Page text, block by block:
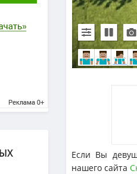
Если Вы
нашего сайта